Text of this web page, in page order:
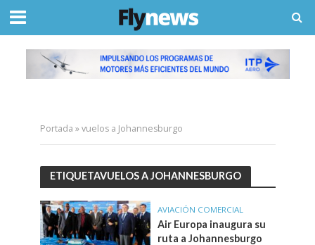
Portada »vuelos a Johannesburgo
ETIQUETAVUELOS A JOHANNESBURGO
AVIACIÓN COMERCIAL
Air Europa inaugura su
ruta a Johannesburgo